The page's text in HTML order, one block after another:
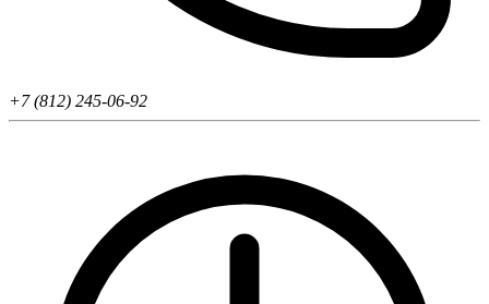
+7 (812) 245-06-92